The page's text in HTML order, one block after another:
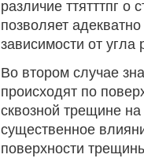
различие ттятттпг о
позволяет
зависимости от
Во втором случае
происходят по
сквозной трещине
существенное
поверхности